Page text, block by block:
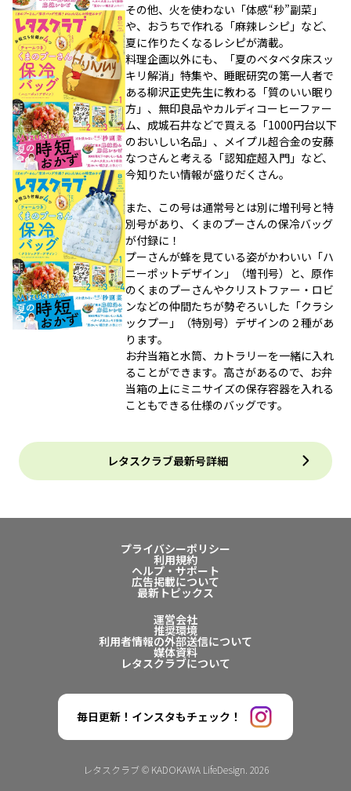
その他、火を使わない「体感“秒”副菜」
や、おうちで作れる「麻辣レシピ」など、
夏に作りたくなるレシピが満載。
料理企画以外にも、「夏のベタベタ床スッ
キリ解消」特集や、睡眠研究の第一人者で
ある柳沢正史先生に教わる「質のいい眠り
方」、無印良品やカルディコーヒーファー
ム、成城石井などで買える「1000円台以下
のおいしい名品」、メイプル超合金の安藤
なつさんと考える「認知症超入門」など、
今知りたい情報が盛りだくさん。
また、この号は通常号とは別に増刊号と特
別号があり、くまのプーさんの保冷バッグ
が付録に！
プーさんが蜂を見ている姿がかわいい「ハ
ニーポットデザイン」（増刊号）と、原作
のくまのプーさんやクリストファー・ロビ
ンなどの仲間たちが勢ぞろいした「クラシ
ックプー」（特別号）デザインの２種があ
ります。
お弁当箱と水筒、カトラリーを一緒に入れ
ることができます。高さがあるので、お弁
当箱の上にミニサイズの保存容器を入れる
こともできる仕様のバッグです。
レタスクラブ最新号詳細
プライバシーポリシー
利用規約
ヘルプ・サポート
広告掲載について
最新トピックス
運営会社
推奨環境
利用者情報の外部送信について
媒体資料
レタスクラブについて
毎日更新！インスタもチェック！
レタスクラブ © KADOKAWA LifeDesign. 2026